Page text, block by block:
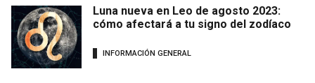
Luna nueva en Leo de agosto 2023:
cómo afectará a tu signo del zodíaco
INFORMACIÓN GENERAL